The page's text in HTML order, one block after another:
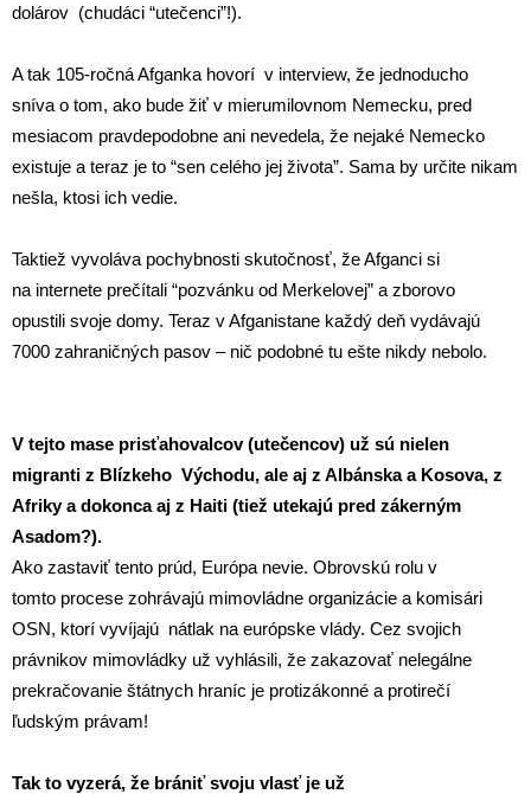
dolárov (chudáci “utečenci”!).
A tak 105-ročná Afganka hovorí v interview, že jednoducho
sníva o tom, ako bude žiť v mierumilovnom Nemecku, pred
mesiacom pravdepodobne ani nevedela, že nejaké Nemecko
existuje a teraz je to “sen celého jej života”. Sama by určite nikam
nešla, ktosi ich vedie.
Taktiež vyvoláva pochybnosti skutočnosť, že Afganci si
na internete prečítali “pozvánku od Merkelovej” a zborovo
opustili svoje domy. Teraz v Afganistane každý deň vydávajú
7000 zahraničných pasov – nič podobné tu ešte nikdy nebolo.
V tejto mase prisťahovalcov (utečencov) už sú nielen
migranti z Blízkeho Východu, ale aj z Albánska a Kosova, z
Afriky a dokonca aj z Haiti (tiež utekajú pred zákerným
Asadom?).
Ako zastaviť tento prúd, Európa nevie. Obrovskú rolu v
tomto procese zohrávajú mimovládne organizácie a komisári
OSN, ktorí vyvíjajú nátlak na európske vlády. Cez svojich
právnikov mimovládky už vyhlásili, že zakazovať nelegálne
prekračovanie štátnych hraníc je protizákonné a protirečí
ľudským právam!
Tak to vyzerá, že brániť svoju vlasť je už